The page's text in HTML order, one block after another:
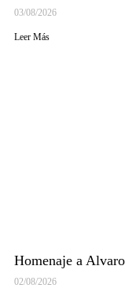
03/08/2026
Leer Más
Homenaje a
02/08/2026